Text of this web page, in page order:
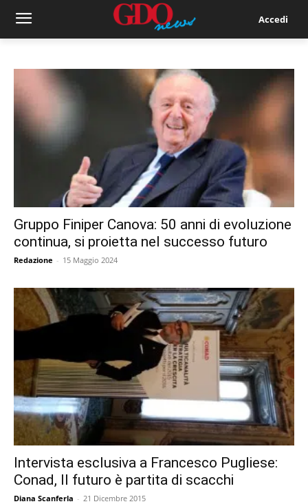
Accedi
Gruppo Finiper Canova: 50 anni di evoluzione
continua, si proietta nel successo futuro
Redazione - 15 Maggio 2024
Intervista esclusiva a Francesco Pugliese:
Conad, Il futuro è partita di scacchi
Diana Scanferla - 21 Dicembre 2015